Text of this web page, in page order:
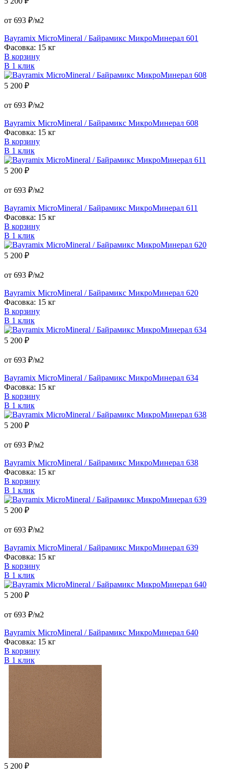
от 693 ₽/м2
Bayramix MicroMineral / Байрамикс МикроМинерал 601
Фасовка: 15 кг
В корзину
В 1 клик
5 200 ₽
от 693 ₽/м2
Bayramix MicroMineral / Байрамикс МикроМинерал 608
Фасовка: 15 кг
В корзину
В 1 клик
5 200 ₽
от 693 ₽/м2
Bayramix MicroMineral / Байрамикс МикроМинерал 611
Фасовка: 15 кг
В корзину
В 1 клик
5 200 ₽
от 693 ₽/м2
Bayramix MicroMineral / Байрамикс МикроМинерал 620
Фасовка: 15 кг
В корзину
В 1 клик
5 200 ₽
от 693 ₽/м2
Bayramix MicroMineral / Байрамикс МикроМинерал 634
Фасовка: 15 кг
В корзину
В 1 клик
5 200 ₽
от 693 ₽/м2
Bayramix MicroMineral / Байрамикс МикроМинерал 638
Фасовка: 15 кг
В корзину
В 1 клик
5 200 ₽
от 693 ₽/м2
Bayramix MicroMineral / Байрамикс МикроМинерал 639
Фасовка: 15 кг
В корзину
В 1 клик
5 200 ₽
от 693 ₽/м2
Bayramix MicroMineral / Байрамикс МикроМинерал 640
Фасовка: 15 кг
В корзину
В 1 клик
5 200 ₽